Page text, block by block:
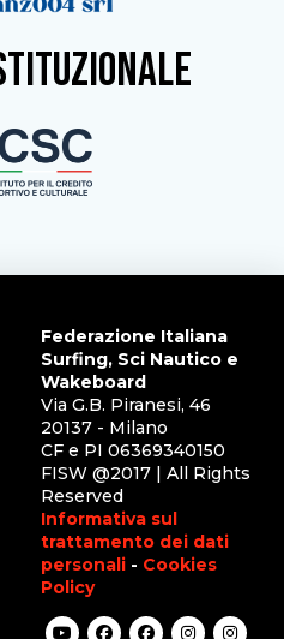
Federazione Italiana
Surfing, Sci Nautico e
Wakeboard
Via G.B. Piranesi, 46
20137 - Milano
CF e PI 06369340150
FISW @2017 | All Rights
Reserved
Informativa sul
trattamento dei dati
personali - Cookies
Policy